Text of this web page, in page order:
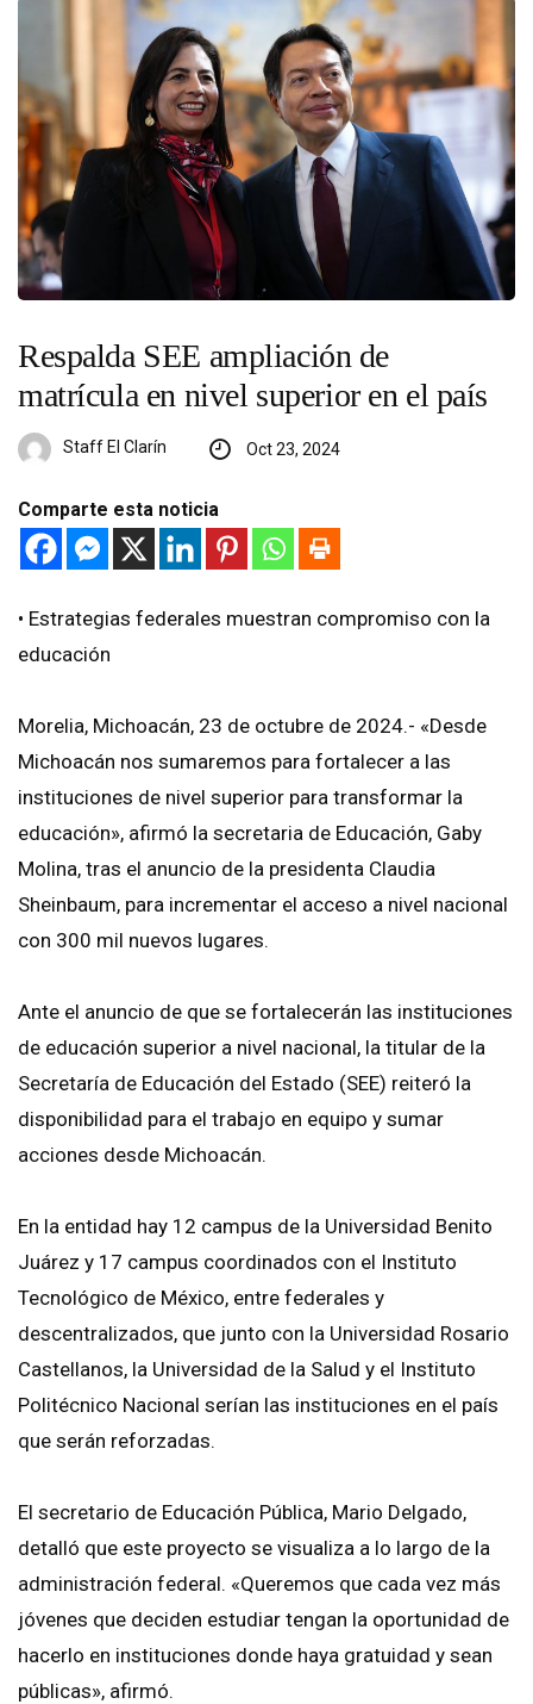
Respalda SEE ampliación de
matrícula en nivel superior en el país
Staff El Clarín Oct 23, 2024
Comparte esta noticia
•⁠ ⁠Estrategias federales muestran compromiso con la
educación
Morelia, Michoacán, 23 de octubre de 2024.- «Desde
Michoacán nos sumaremos para fortalecer a las
instituciones de nivel superior para transformar la
educación», afirmó la secretaria de Educación, Gaby
Molina, tras el anuncio de la presidenta Claudia
Sheinbaum, para incrementar el acceso a nivel nacional
con 300 mil nuevos lugares.
Ante el anuncio de que se fortalecerán las instituciones
de educación superior a nivel nacional, la titular de la
Secretaría de Educación del Estado (SEE) reiteró la
disponibilidad para el trabajo en equipo y sumar
acciones desde Michoacán.
En la entidad hay 12 campus de la Universidad Benito
Juárez y 17 campus coordinados con el Instituto
Tecnológico de México, entre federales y
descentralizados, que junto con la Universidad Rosario
Castellanos, la Universidad de la Salud y el Instituto
Politécnico Nacional serían las instituciones en el país
que serán reforzadas.
El secretario de Educación Pública, Mario Delgado,
detalló que este proyecto se visualiza a lo largo de la
administración federal. «Queremos que cada vez más
jóvenes que deciden estudiar tengan la oportunidad de
hacerlo en instituciones donde haya gratuidad y sean
públicas», afirmó.